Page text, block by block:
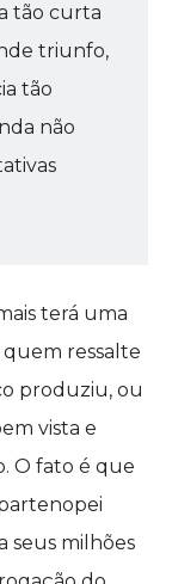
tão curta
triunfo,
tão
não
terá uma
quem ressalte
produziu, ou
vista e
O fato é que
seus milhões